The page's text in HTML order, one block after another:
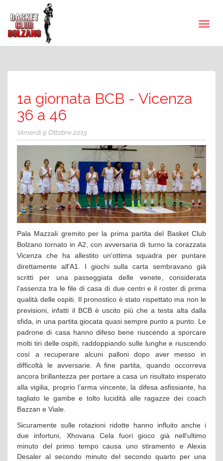
1a giornata BCB - Vicenza
36 a 46
Venerdì 9 Ottobre 2015
Pala Mazzali gremito per la prima partita del Basket Club
Bolzano tornato in A2, con avversaria di turno la corazzata
Vicenza che ha allestito un'ottima squadra per puntare
direttamente all'A1. I giochi sulla carta sembravano già
scritti per una passeggiata delle venete, considerata
l'assenza tra le file di casa di due centri e il roster di prima
qualità delle ospiti. Il pronostico è stato rispettato ma non le
previsioni, infatti il BCB è uscito più che a testa alta dalla
sfida, in una partita giocata quasi sempre punto a punto. Le
padrone di casa hanno difeso bene riuscendo a sporcare
molti tiri delle ospiti, raddoppiando sulle lunghe e riuscendo
così a recuperare alcuni palloni dopo aver messo in
difficoltà le avversarie. A fine partita, quando occorreva
ancora brillantezza per portare a casa un risultato insperato
alla vigilia, proprio l’arma vincente, la difesa asfissiante, ha
tagliato le gambe e tolto lucidità alle ragazze dei coach
Bazzan e Viale.
Sicuramente sulle rotazioni ridotte hanno influito anche i
due infortuni, Xhovana Cela fuori gioco già nell'ultimo
minuto del primo tempo causa uno stiramento e Alexia
Desaler al secondo minuto del secondo quarto per una